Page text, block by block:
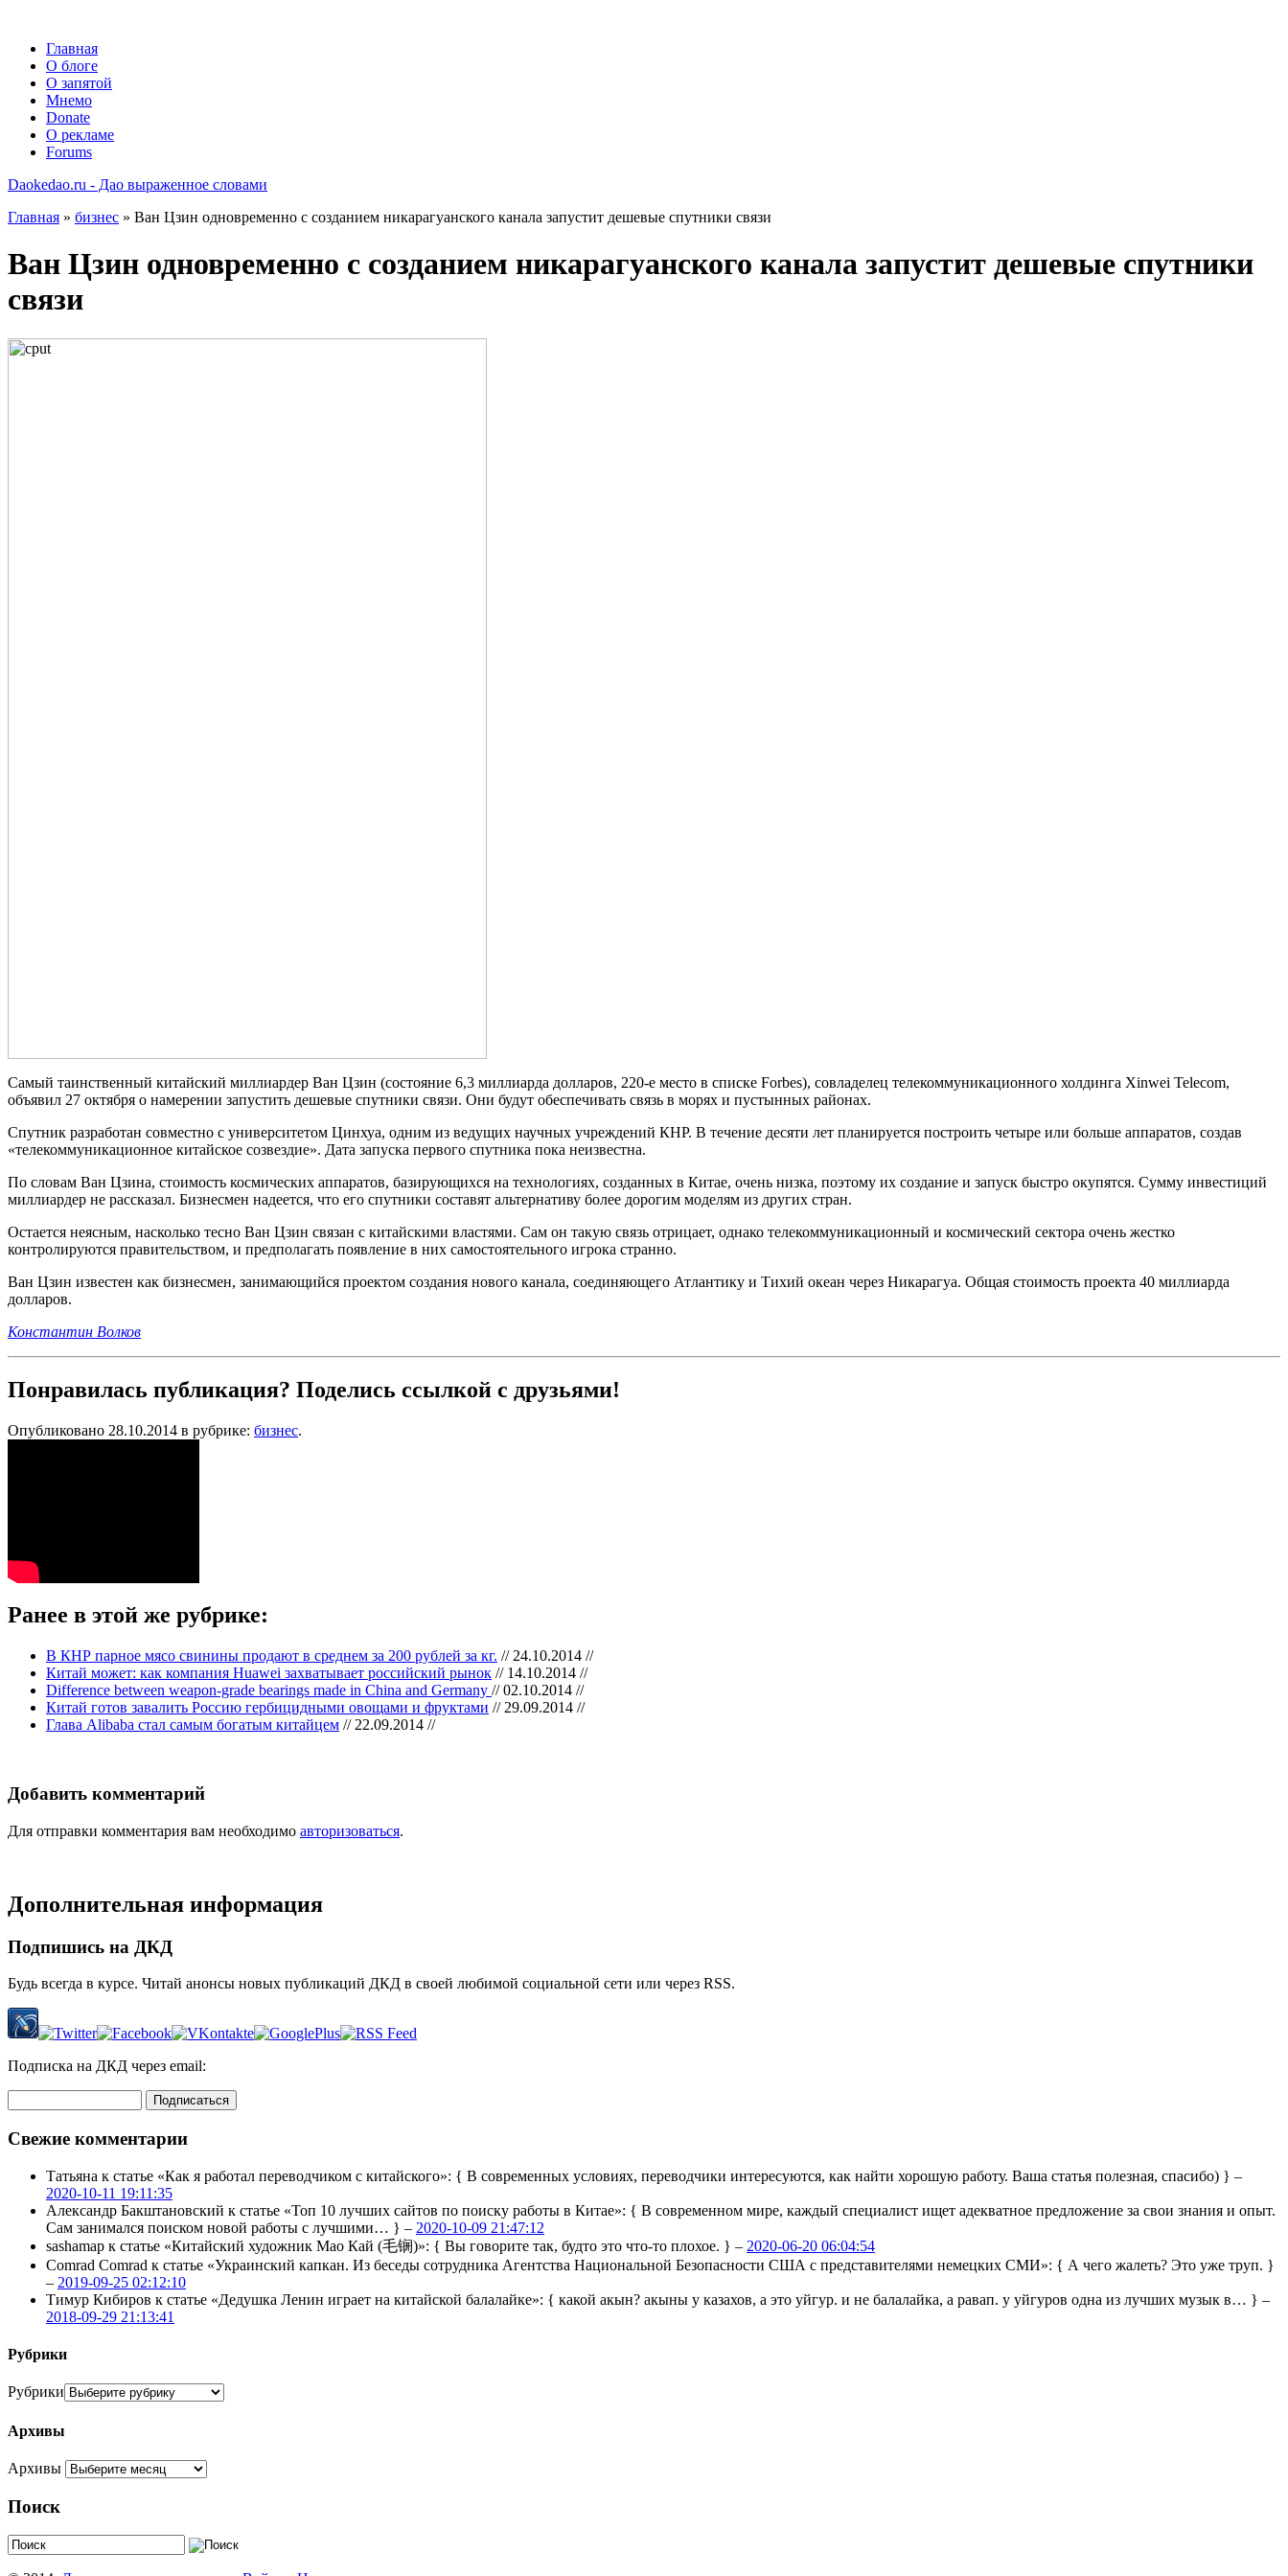
Главная
О блоге
О запятой
Мнемо
Donate
О рекламе
Forums
Daokedao.ru - Дао выраженное словами
Главная » бизнес » Ван Цзин одновременно с созданием никарагуанского канала запустит дешевые спутники связи
Ван Цзин одновременно с созданием никарагуанского канала запустит дешевые спутники
связи
Самый таинственный китайский миллиардер Ван Цзин (состояние 6,3 миллиарда долларов, 220-е место в списке Forbes), совладелец телекоммуникационного холдинга Xinwei Telecom,
объявил 27 октября о намерении запустить дешевые спутники связи. Они будут обеспечивать связь в морях и пустынных районах.
Спутник разработан совместно с университетом Цинхуа, одним из ведущих научных учреждений КНР. В течение десяти лет планируется построить четыре или больше аппаратов, создав
«телекоммуникационное китайское созвездие». Дата запуска первого спутника пока неизвестна.
По словам Ван Цзина, стоимость космических аппаратов, базирующихся на технологиях, созданных в Китае, очень низка, поэтому их создание и запуск быстро окупятся. Сумму инвестиций
миллиардер не рассказал. Бизнесмен надеется, что его спутники составят альтернативу более дорогим моделям из других стран.
Остается неясным, насколько тесно Ван Цзин связан с китайскими властями. Сам он такую связь отрицает, однако телекоммуникационный и космический сектора очень жестко
контролируются правительством, и предполагать появление в них самостоятельного игрока странно.
Ван Цзин известен как бизнесмен, занимающийся проектом создания нового канала, соединяющего Атлантику и Тихий океан через Никарагуа. Общая стоимость проекта 40 миллиарда
долларов.
Константин Волков
Понравилась публикация? Поделись ссылкой с друзьями!
Опубликовано 28.10.2014 в рубрике: бизнес.
Ранее в этой же рубрике:
В КНР парное мясо свинины продают в среднем за 200 рублей за кг. // 24.10.2014 //
Китай может: как компания Huawei захватывает российский рынок // 14.10.2014 //
Difference between weapon-grade bearings made in China and Germany // 02.10.2014 //
Китай готов завалить Россию гербицидными овощами и фруктами // 29.09.2014 //
Глава Alibaba стал самым богатым китайцем // 22.09.2014 //
Добавить комментарий
Для отправки комментария вам необходимо авторизоваться.
Дополнительная информация
Подпишись на ДКД
Будь всегда в курсе. Читай анонсы новых публикаций ДКД в своей любимой социальной сети или через RSS.
Подписка на ДКД через email:
Свежие комментарии
Татьяна к статье «Как я работал переводчиком с китайского»: { В современных условиях, переводчики интересуются, как найти хорошую работу. Ваша статья полезная, спасибо) } –
2020-10-11 19:11:35
Александр Бакштановский к статье «Топ 10 лучших сайтов по поиску работы в Китае»: { В современном мире, каждый специалист ищет адекватное предложение за свои знания и опыт.
Сам занимался поиском новой работы с лучшими… } – 2020-10-09 21:47:12
sashamap к статье «Китайский художник Мао Кай (毛锎)»: { Вы говорите так, будто это что-то плохое. } – 2020-06-20 06:04:54
Comrad Comrad к статье «Украинский капкан. Из беседы сотрудника Агентства Национальной Безопасности США с представителями немецких СМИ»: { А чего жалеть? Это уже труп. }
– 2019-09-25 02:12:10
Тимур Кибиров к статье «Дедушка Ленин играет на китайской балалайке»: { какой акын? акыны у казахов, а это уйгур. и не балалайка, а равап. у уйгуров одна из лучших музык в… } –
2018-09-29 21:13:41
Рубрики
Рубрики
Архивы
Архивы
Поиск